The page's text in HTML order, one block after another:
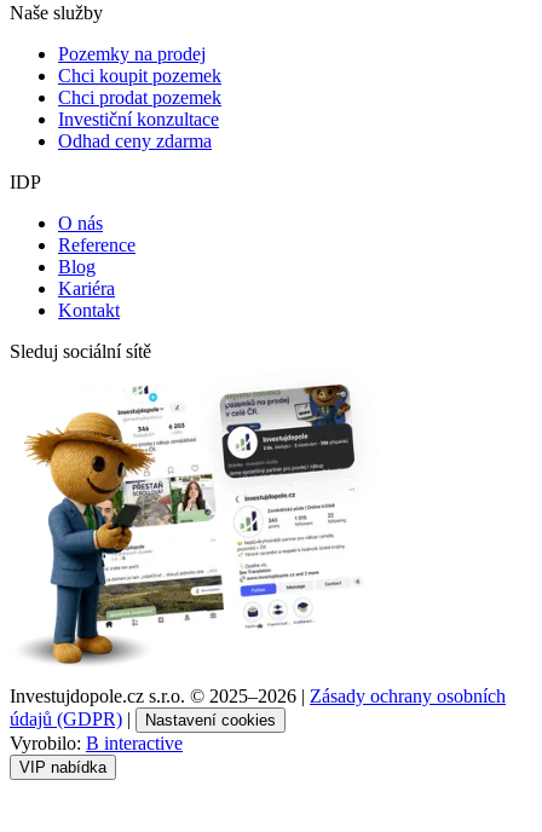
Naše služby
Pozemky na prodej
Chci koupit pozemek
Chci prodat pozemek
Investiční konzultace
Odhad ceny zdarma
IDP
O nás
Reference
Blog
Kariéra
Kontakt
Sleduj sociální sítě
Investujdopole.cz s.r.o. © 2025–2026 | Zásady ochrany osobních
údajů (GDPR) | Nastavení cookies
Vyrobilo: B interactive
VIP nabídka